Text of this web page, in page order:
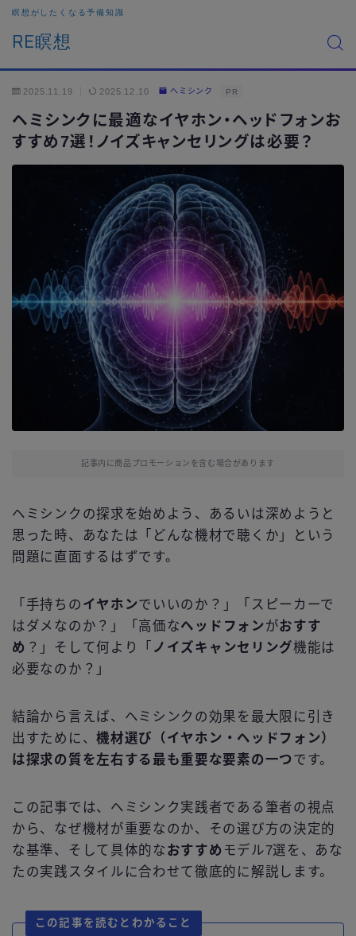
RE瞑想
瞑想がしたくなる予備知識
2025.11.19 2025.12.10 ヘミシンク PR
ヘミシンクに最適なイヤホン・ヘッドフォンお
すすめ7選！ノイズキャンセリングは必要？
記事内に商品プロモーションを含む場合があります
ヘミシンクの探求を始めよう、あるいは深めようと
思った時、あなたは「どんな機材で聴くか」という
問題に直面するはずです。
「手持ちの イヤホンでいいのか？」「スピーカーで
はダメなのか？」「高価なヘッドフォンがおすす
め ？」そして何より「 ノイズキャンセリング機能は
必要なのか？」
結論から言えば、ヘミシンクの効果を最大限に引き
出すために、機材選び（イヤホン・ヘッドフォン）
は探求の質を左右する最も重要な要素の一つです。
この記事では、ヘミシンク実践者である筆者の視点
から、なぜ機材が重要なのか、その選び方の決定的
な基準、そして具体的な おすすめ モデル7選を、あな
たの実践スタイルに合わせて徹底的に解説します。
この記事を読むとわかること